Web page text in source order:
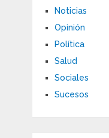
Noticias
Opinión
Política
Salud
Sociales
Sucesos